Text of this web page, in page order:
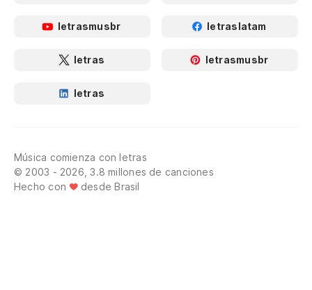
letrasmusbr letraslatam
letras letrasmusbr
letras
Música comienza con letras
© 2003 - 2026, 3.8 millones de canciones
Hecho con
desde Brasil